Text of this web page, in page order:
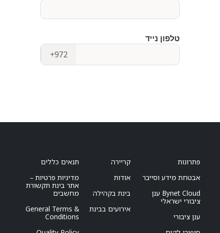
פתרונות
אבטחת מידע וסייבר
Bynet Cloud ענן
ציבורי ישראלי
ענן ציבורי
קריירה
אודות
בינת בקהילה
אירועים בבינת
תנאים כללים
מדיניות פרטיות –
אתר בינת תקשורת
מחשבים
General Terms &
Conditions